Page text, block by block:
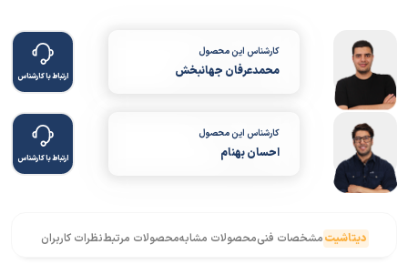
کارشناس این محصول
محمدعرفان جهانبخش ارتباط با کارشناس
کارشناس این محصول
احسان بهنام ارتباط با کارشناس
دیتاشیتمشخصات فنیمحصولات مشابهمحصولات مرتبطنظرات کاربران